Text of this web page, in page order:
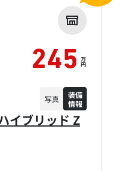
イブリッド Z
245 万
円
写真
装備
情報